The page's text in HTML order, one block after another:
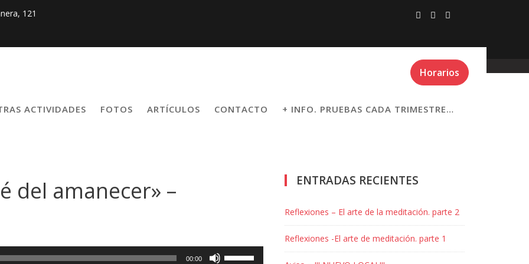
121
Horarios
ACTIVIDADES FOTOS ARTÍCULOS CONTACTO + INFO. PRUEBAS CADA TRIMESTRE…
del amanecer» –
00:00
ENTRADAS RECIENTES
Reflexiones – El arte de la meditación. parte 2
Reflexiones -El arte de meditación. parte 1